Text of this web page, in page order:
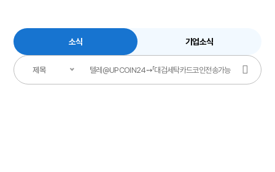
소식 기업소식
제목